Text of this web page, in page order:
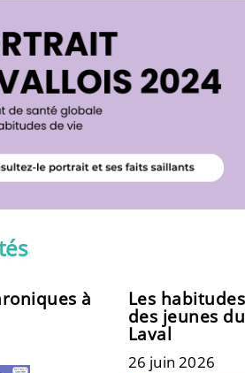
à Les
des jeunes
Laval
26 juin 2026